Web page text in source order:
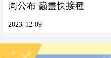
周公布 籲盡快接種
2023-12-09